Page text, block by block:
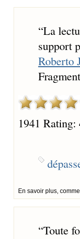
“La
support
Roberto
1941 Rating:
En savoir plus,
“Toute